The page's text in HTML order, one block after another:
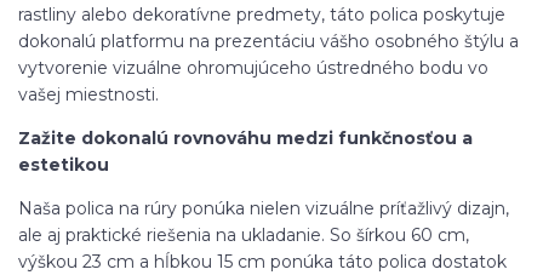
rastliny alebo dekoratívne predmety, táto polica poskytuje
dokonalú platformu na prezentáciu vášho osobného štýlu a
vytvorenie vizuálne ohromujúceho ústredného bodu vo
vašej miestnosti.
Zažite dokonalú rovnováhu medzi funkčnosťou a
estetikou
Naša polica na rúry ponúka nielen vizuálne príťažlivý dizajn,
ale aj praktické riešenia na ukladanie. So šírkou 60 cm,
výškou 23 cm a hĺbkou 15 cm ponúka táto polica dostatok